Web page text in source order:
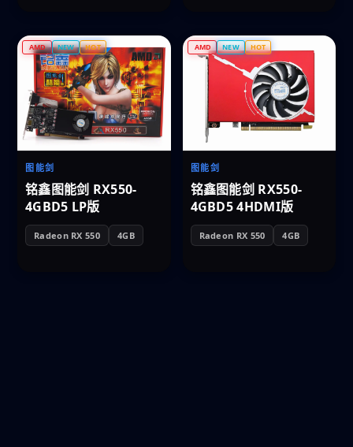
AMD NEW HOT
图能剑
铭鑫图能剑 RX550-
4GBD5 LP版
Radeon RX 550 4GB
AMD NEW HOT
图能剑
铭鑫图能剑 RX550-
4GBD5 4HDMI版
Radeon RX 550 4GB